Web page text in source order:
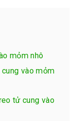
mỏm nhô
vào mỏm
tử cung vào